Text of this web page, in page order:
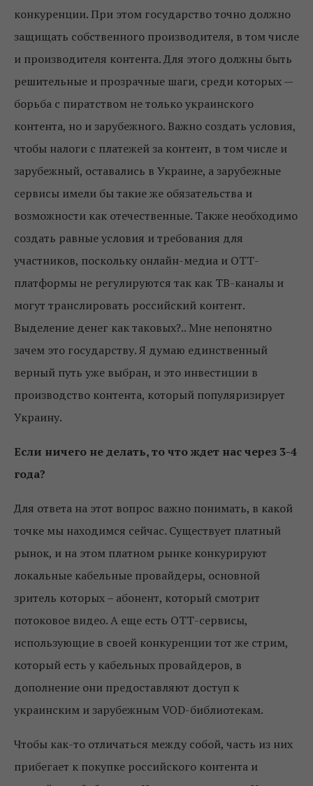
конкуренции. При этом государство точно должно
защищать собственного производителя, в том числе
и производителя контента. Для этого должны быть
решительные и прозрачные шаги, среди которых —
борьба с пиратством не только украинского
контента, но и зарубежного. Важно создать условия,
чтобы налоги с платежей за контент, в том числе и
зарубежный, оставались в Украине, а зарубежные
сервисы имели бы такие же обязательства и
возможности как отечественные. Также необходимо
создать равные условия и требования для
участников, поскольку онлайн-медиа и ОТТ-
платформы не регулируются так как ТВ-каналы и
могут транслировать российский контент.
Выделение денег как таковых?.. Мне непонятно
зачем это государству. Я думаю единственный
верный путь уже выбран, и это инвестиции в
производство контента, который популяризирует
Украину.
Если ничего не делать, то что ждет нас через 3-4
года?
Для ответа на этот вопрос важно понимать, в какой
точке мы находимся сейчас. Существует платный
рынок, и на этом платном рынке конкурируют
локальные кабельные провайдеры, основной
зритель которых – абонент, который смотрит
потоковое видео. А еще есть ОТТ-сервисы,
использующие в своей конкуренции тот же стрим,
который есть у кабельных провайдеров, в
дополнение они предоставляют доступ к
украинским и зарубежным VOD-библиотекам.
Чтобы как-то отличаться между собой, часть из них
прибегает к покупке российского контента и